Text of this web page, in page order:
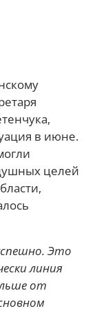
в июне.
целей
Это
линия
от